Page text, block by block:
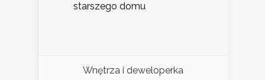
starszego domu
Wnętrza i deweloperka